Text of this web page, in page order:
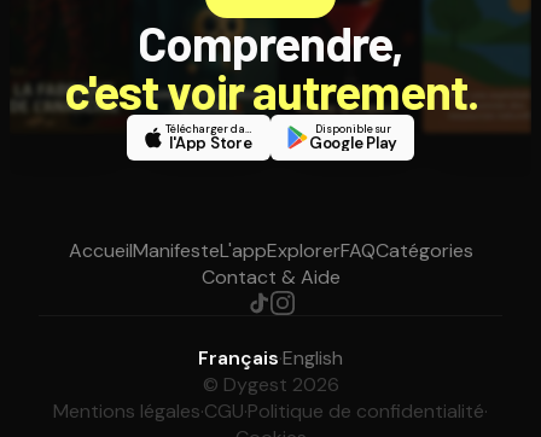
Comprendre,
c'est voir autrement.
Télécharger dans
l'App Store
Disponible sur
Google Play
AccueilManifesteL'appExplorerFAQCatégories
Contact & Aide
Français·English
© Dygest 2026
Mentions légales·CGU·Politique de confidentialité·